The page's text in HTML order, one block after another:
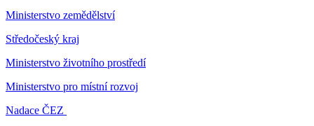
Ministerstvo zemědělství
Středočeský kraj
Ministerstvo životního prostředí
Ministerstvo pro místní rozvoj
Nadace ČEZ